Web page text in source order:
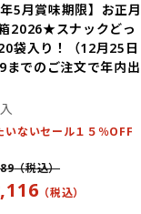
年5月賞味期限】お正月
2026★スナックどっ
袋入り！（12月25日
までのご注文で年内出
いないセール１５％OFF